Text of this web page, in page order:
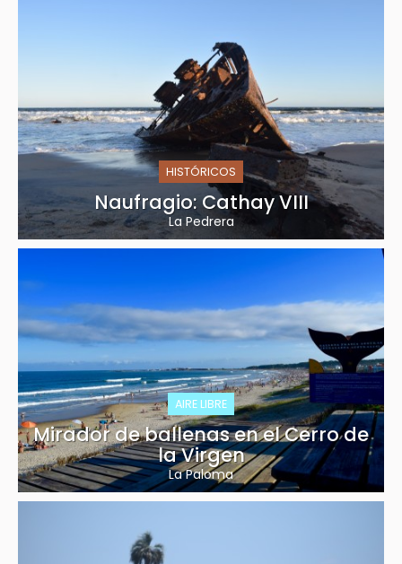
HISTÓRICOS
Naufragio: Cathay VIII
La Pedrera
AIRE LIBRE
Mirador de ballenas en el Cerro de
la Virgen
La Paloma